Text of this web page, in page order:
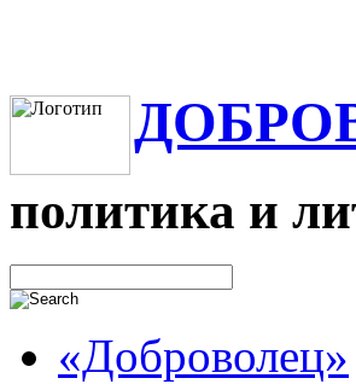
политика и
«Доброволец»